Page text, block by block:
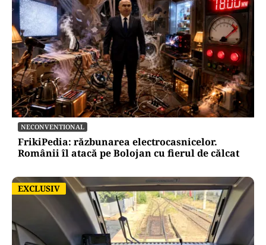
NECONVENTIONAL
FrikiPedia: răzbunarea electrocasnicelor.
Românii îl atacă pe Bolojan cu fierul de călcat
EXCLUSIV
EXCLUSIV